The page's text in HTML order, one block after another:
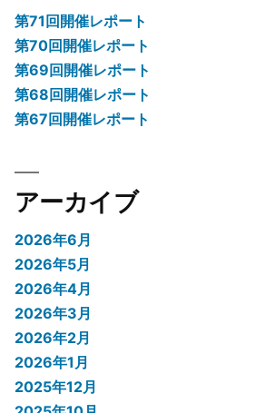
第71回開催レポート
第70回開催レポート
第69回開催レポート
第68回開催レポート
第67回開催レポート
アーカイブ
2026年6月
2026年5月
2026年4月
2026年3月
2026年2月
2026年1月
2025年12月